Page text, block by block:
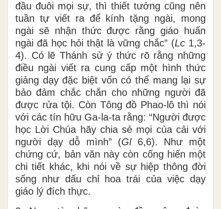
đầu đuôi mọi sự, thì thiết tưởng cũng nên
tuần tự viết ra để kính tặng ngài, mong
ngài sẽ nhận thức được rằng giáo huấn
ngài đã học hỏi thật là vững chắc” (Lc 1,3-
4). Có lẽ Thánh sử ý thức rõ rằng những
điều ngài viết ra cung cấp một hình thức
giảng dạy đặc biệt vốn có thể mang lại sự
bảo đảm chắc chắn cho những người đã
được rửa tội. Còn Tông đồ Phao-lô thì nói
với các tín hữu Ga-la-ta rằng: “Người được
học Lời Chúa hãy chia sẻ mọi của cải với
người dạy dỗ mình” (Gl6,6). Như một
chứng cứ, bản văn này còn cống hiến một
chi tiết khác, khi nói về sự hiệp thông đời
sống như dấu chỉ hoa trái của việc dạy
giáo lý đích thực.